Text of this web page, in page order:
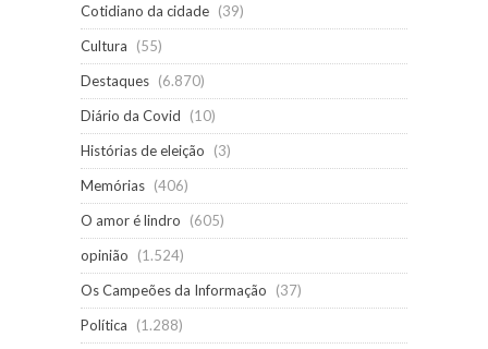
Cotidiano da cidade (39)
Cultura
(55)
Destaques (6.870)
Diário da Covid
(10)
Histórias de eleição
(3)
Memórias (406)
O amor é lindro
(605)
opinião
(1.524)
Os Campeões da Informação
(37)
Política
(1.288)